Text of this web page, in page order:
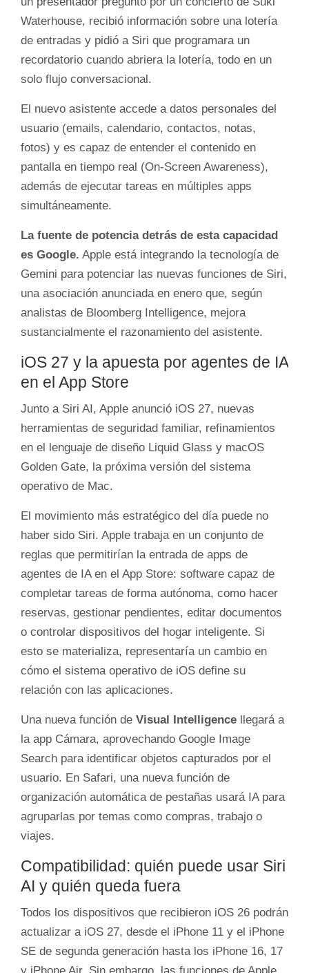
Waterhouse, recibió información sobre una lotería
de entradas y pidió a Siri que programara un
recordatorio cuando abriera la lotería, todo en un
solo flujo conversacional.
El nuevo asistente accede a datos personales del
usuario (emails, calendario, contactos, notas,
fotos) y es capaz de entender el contenido en
pantalla en tiempo real (On-Screen Awareness),
además de ejecutar tareas en múltiples apps
simultáneamente.
La fuente de potencia detrás de esta capacidad
es Google. Apple está integrando la tecnología de
Gemini para potenciar las nuevas funciones de Siri,
una asociación anunciada en enero que, según
analistas de Bloomberg Intelligence, mejora
sustancialmente el razonamiento del asistente.
iOS 27 y la apuesta por agentes de IA
en el App Store
Junto a Siri AI, Apple anunció iOS 27, nuevas
herramientas de seguridad familiar, refinamientos
en el lenguaje de diseño Liquid Glass y macOS
Golden Gate, la próxima versión del sistema
operativo de Mac.
El movimiento más estratégico del día puede no
haber sido Siri. Apple trabaja en un conjunto de
reglas que permitirían la entrada de apps de
agentes de IA en el App Store: software capaz de
completar tareas de forma autónoma, como hacer
reservas, gestionar pendientes, editar documentos
o controlar dispositivos del hogar inteligente. Si
esto se materializa, representaría un cambio en
cómo el sistema operativo de iOS define su
relación con las aplicaciones.
Una nueva función de Visual Intelligence llegará a
la app Cámara, aprovechando Google Image
Search para identificar objetos capturados por el
usuario. En Safari, una nueva función de
organización automática de pestañas usará IA para
agruparlas por temas como compras, trabajo o
viajes.
Compatibilidad: quién puede usar Siri
AI y quién queda fuera
Todos los dispositivos que recibieron iOS 26 podrán
actualizar a iOS 27, desde el iPhone 11 y el iPhone
SE de segunda generación hasta los iPhone 16, 17